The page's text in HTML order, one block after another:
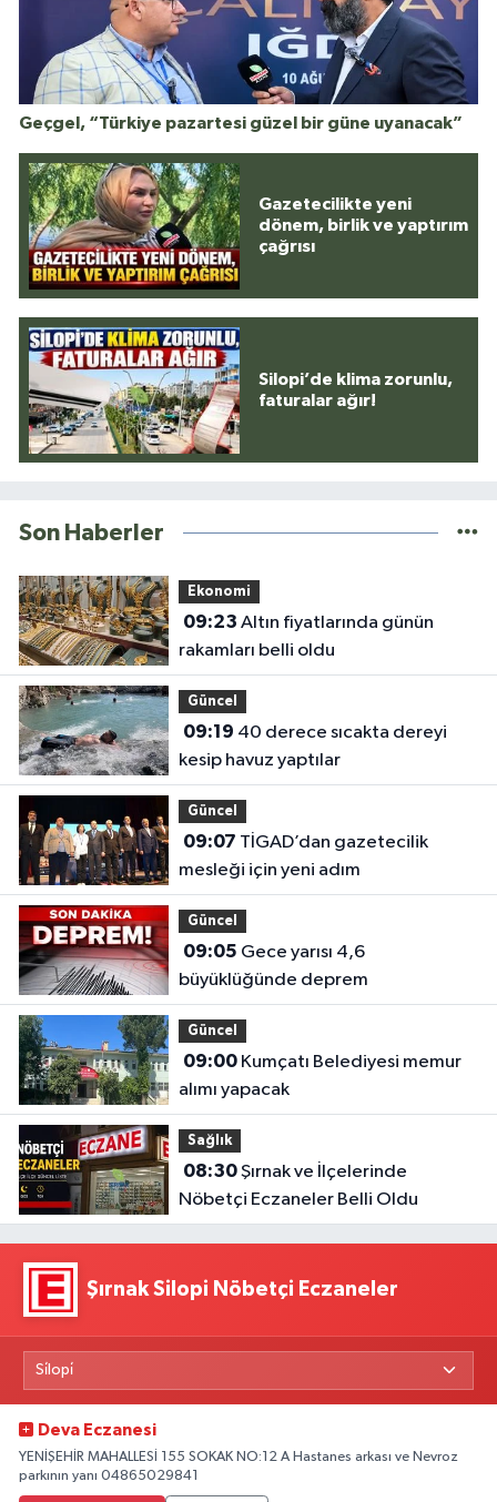
Geçgel, “Türkiye pazartesi güzel bir güne uyanacak”
Gazetecilikte yeni
dönem, birlik ve yaptırım
çağrısı
Silopi’de klima zorunlu,
faturalar ağır!
Son Haberler
Ekonomi
09:23
rakamları belli oldu
Güncel
09:19
kesip havuz yaptılar
Güncel
09:07
mesleği için yeni adım
Güncel
09:05
büyüklüğünde deprem
Güncel
09:00Kumçatı Belediyesi memur
alımı yapacak
Sağlık
08:30Şırnak ve İlçelerinde
Nöbetçi Eczaneler Belli Oldu
Şırnak Silopi Nöbetçi Eczaneler
Deva Eczanesi
YENİŞEHİR MAHALLESİ 155 SOKAK NO:12 A Hastanes arkası ve Nevroz
parkının yanı 04865029841